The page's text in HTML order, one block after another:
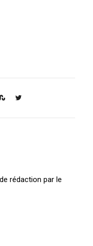
rédaction par le